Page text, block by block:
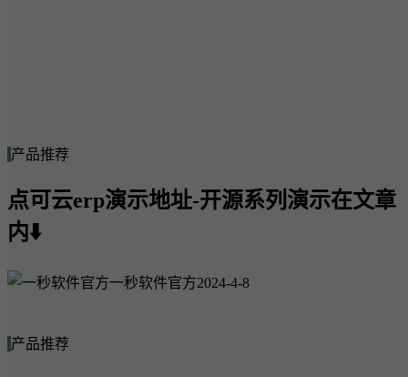
产品推荐
点可云erp演示地址-开源系列演示在文章
内⬇️
一秒软件官方2024-4-8
产品推荐